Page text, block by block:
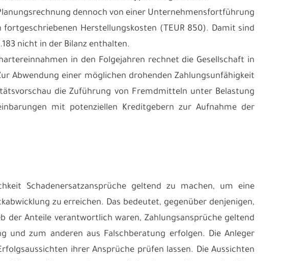
dennoch von einer Unternehmensfortführung
Herstellungskosten (TEUR 850). Damit sind
nicht in der Bilanz enthalten.
in den Folgejahren rechnet die Gesellschaft in
Abwendung einer möglichen drohenden Zahlungsunfähigkeit
die Zuführung von Fremdmitteln unter Belastung
mit potenziellen Kreditgebern zur Aufnahme der
Schadenersatzansprüche geltend zu machen, um eine
zu erreichen. Das bedeutet, gegenüber denjenigen,
der Anteile verantwortlich waren, Zahlungsansprüche geltend
und zum anderen aus Falschberatung erfolgen. Die Anleger
ihrer Ansprüche prüfen lassen. Die Aussichten